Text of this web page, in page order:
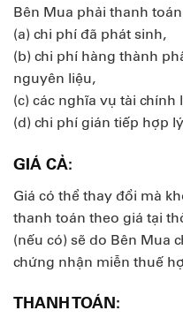
Bên Mua phải thanh
(a) chi phí đã phát sinh,
(b) chi phí hàng thành
nguyên liệu,
(c) các nghĩa vụ tài chính
(d) chi phí gián tiếp hợp
GIÁ CẢ:
Giá có thể thay đổi mà
thanh toán theo giá tại
(nếu có) sẽ do Bên Mua
chứng nhận miễn thuế
THANH TOÁN: